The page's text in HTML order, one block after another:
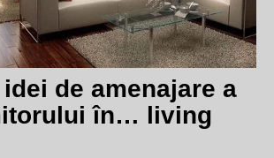
de amenajare a
în… living